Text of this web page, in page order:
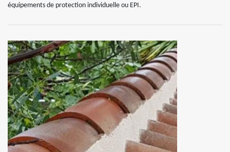
équipements de protection individuelle ou EPI.